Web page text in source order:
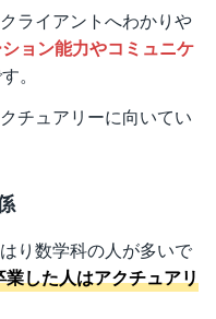
ライアントへわかりや
ョン能力やコミュニケ
。
チュアリーに向いてい
り数学科の人が多いで
した人はアクチュアリ